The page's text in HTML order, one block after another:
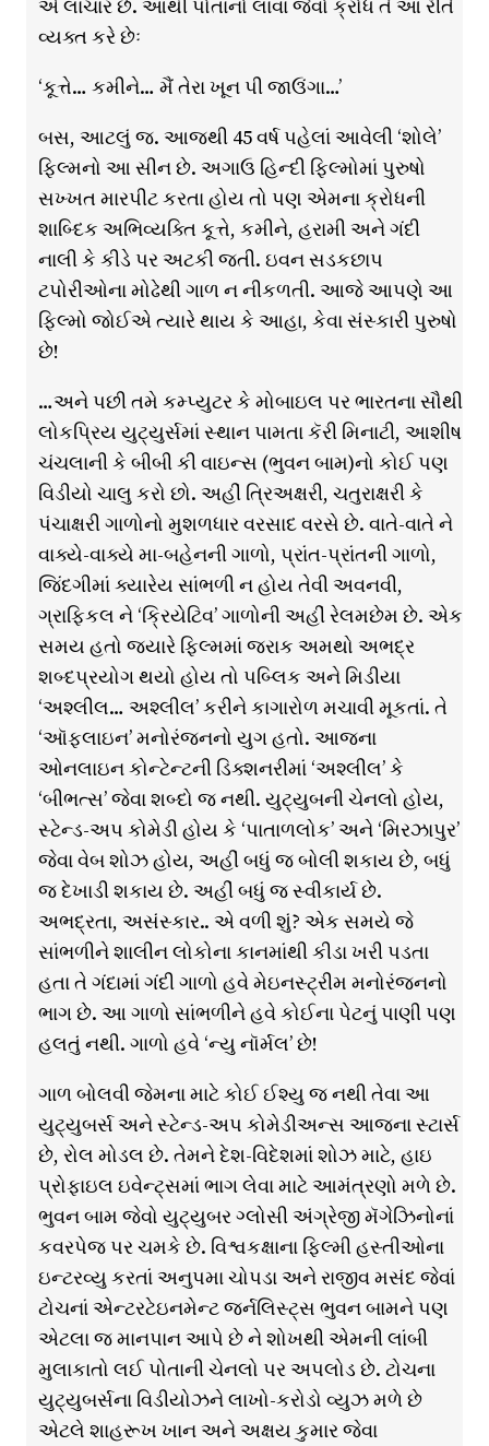
એ લાચાર છે. આથી પોતાનો લાવા જેવો ક્રોધ તે આ રીતે
વ્યક્ત કરે છેઃ
‘કૂત્તે… કમીને… મૈં તેરા ખૂન પી જાઉંગા…’
બસ, આટલું જ. આજથી 45 વર્ષ પહેલાં આવેલી ‘શોલે’
ફિલ્મનો આ સીન છે. અગાઉ હિન્દી ફિલ્મોમાં પુરુષો
સખ્ખત મારપીટ કરતા હોય તો પણ એમના ક્રોધની
શાબ્દિક અભિવ્યક્તિ કૂત્તે, કમીને, હરામી અને ગંદી
નાલી કે કીડે પર અટકી જતી. ઇવન સડકછાપ
ટપોરીઓના મોઢેથી ગાળ ન નીકળતી. આજે આપણે આ
ફિલ્મો જોઈએ ત્યારે થાય કે આહા, કેવા સંસ્કારી પુરુષો
છે!
…અને પછી તમે કમ્પ્યુટર કે મોબાઇલ પર ભારતના સૌથી
લોકપ્રિય યુટ્યુર્સમાં સ્થાન પામતા કૅરી મિનાટી, આશીષ
ચંચલાની કે બીબી કી વાઇન્સ (ભુવન બામ)નો કોઈ પણ
વિડીયો ચાલુ કરો છો. અહીં ત્રિઅક્ષરી, ચતુરાક્ષરી કે
પંચાક્ષરી ગાળોનો મુશળધાર વરસાદ વરસે છે. વાતે-વાતે ને
વાક્યે-વાક્યે મા-બહેનની ગાળો, પ્રાંત-પ્રાંતની ગાળો,
જિંદગીમાં ક્યારેય સાંભળી ન હોય તેવી અવનવી,
ગ્રાફિકલ ને ‘ક્રિયેટિવ’ ગાળોની અહીં રેલમછેમ છે. એક
સમય હતો જ્યારે ફિલ્મમાં જરાક અમથો અભદ્ર
શબ્દપ્રયોગ થયો હોય તો પબ્લિક અને મિડીયા
‘અશ્લીલ… અશ્લીલ’ કરીને કાગારોળ મચાવી મૂકતાં. તે
‘ઑફલાઇન’ મનોરંજનનો યુગ હતો. આજના
ઓનલાઇન કોન્ટેન્ટની ડિક્શનરીમાં ‘અશ્લીલ’ કે
‘બીભત્સ’ જેવા શબ્દો જ નથી. યુટ્યુબની ચેનલો હોય,
સ્ટેન્ડ-અપ કોમેડી હોય કે ‘પાતાળલોક’ અને ‘મિરઝાપુર’
જેવા વેબ શોઝ હોય, અહીં બધું જ બોલી શકાય છે, બધું
જ દેખાડી શકાય છે. અહીં બધું જ સ્વીકાર્ય છે.
અભદ્રતા, અસંસ્કાર.. એ વળી શું? એક સમયે જે
સાંભળીને શાલીન લોકોના કાનમાંથી કીડા ખરી પડતા
હતા તે ગંદામાં ગંદી ગાળો હવે મેઇનસ્ટ્રીમ મનોરંજનનો
ભાગ છે. આ ગાળો સાંભળીને હવે કોઈના પેટનું પાણી પણ
હલતું નથી. ગાળો હવે ‘ન્યુ નૉર્મલ’ છે!
ગાળ બોલવી જેમના માટે કોઈ ઈશ્યુ જ નથી તેવા આ
યુટ્યુબર્સ અને સ્ટેન્ડ-અપ કોમેડીઅન્સ આજના સ્ટાર્સ
છે, રોલ મોડલ છે. તેમને દેશ-વિદેશમાં શોઝ માટે, હાઇ
પ્રોફાઇલ ઇવેન્ટ્સમાં ભાગ લેવા માટે આમંત્રણો મળે છે.
ભુવન બામ જેવો યુટ્યુબર ગ્લોસી અંગ્રેજી મૅગેઝિનોનાં
કવરપેજ પર ચમકે છે. વિશ્વકક્ષાના ફિલ્મી હસ્તીઓના
ઇન્ટરવ્યુ કરતાં અનુપમા ચોપડા અને રાજીવ મસંદ જેવાં
ટોચનાં એન્ટરટેઇનમેન્ટ જર્નલિસ્ટ્સ ભુવન બામને પણ
એટલા જ માનપાન આપે છે ને શોખથી એમની લાંબી
મુલાકાતો લઈ પોતાની ચેનલો પર અપલોડ છે. ટોચના
યુટ્યુબર્સના વિડીયોઝને લાખો-કરોડો વ્યુઝ મળે છે
એટલે શાહરૂખ ખાન અને અક્ષય કુમાર જેવા